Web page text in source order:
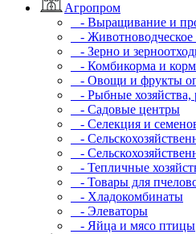
Агропром
- Выращивание и
- Животноводческое
- Зерно и
- Комбикорма и
- Овощи и фрукты
- Рыбные хозяйства,
- Садовые центры
- Селекция и
-
-
- Тепличные
- Товары для
- Хладокомбинаты
- Элеваторы
- Яйца и мясо птицы